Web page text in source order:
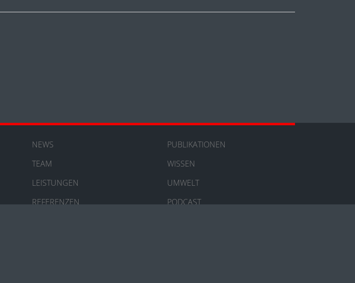
NEWS
TEAM
LEISTUNGEN
REFERENZEN
PUBLIKATIONEN
WISSEN
UMWELT
PODCAST